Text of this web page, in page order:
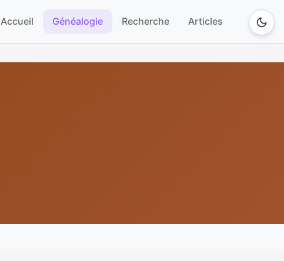
Accueil Généalogie Recherche Articles